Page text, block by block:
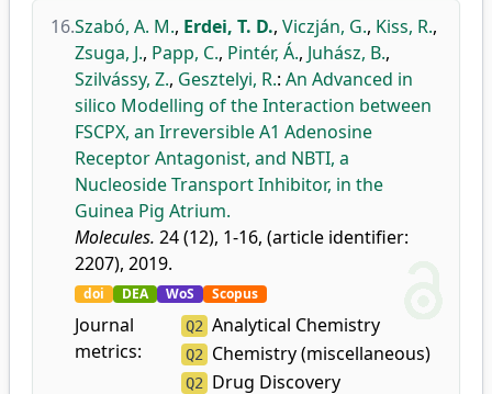
16.Szabó, A. M., Erdei, T. D., Viczján, G., Kiss, R.,
Zsuga, J., Papp, C., Pintér, Á., Juhász, B.,
Szilvássy, Z., Gesztelyi, R.: An Advanced in
silico Modelling of the Interaction between
FSCPX, an Irreversible A1 Adenosine
Receptor Antagonist, and NBTI, a
Nucleoside Transport Inhibitor, in the
Guinea Pig Atrium.
Molecules. 24 (12), 1-16, (article identifier:
2207), 2019.
doi DEA WoS Scopus
Journal
metrics:
Q2 Analytical Chemistry
Q2 Chemistry (miscellaneous)
Q2 Drug Discovery